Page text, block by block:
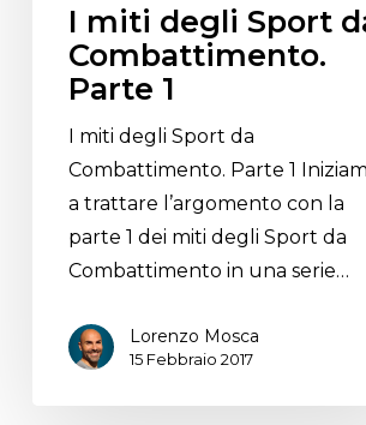
I miti degli Sport
Combattimento.
Parte 1
I miti degli Sport da
Combattimento. Parte 1
a trattare l’argomento con la
parte 1 dei miti degli Sport da
Combattimento in una serie…
Lorenzo Mosca
15 Febbraio 2017